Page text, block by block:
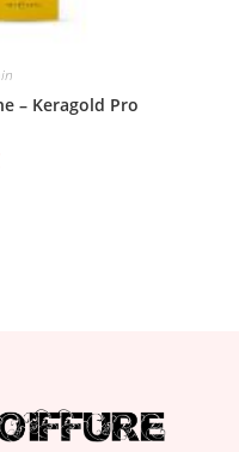
– Keragold Pro